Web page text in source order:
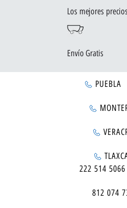
Los mejores precios
Envío Gratis
PUEBLA
222 514 5066
812 074